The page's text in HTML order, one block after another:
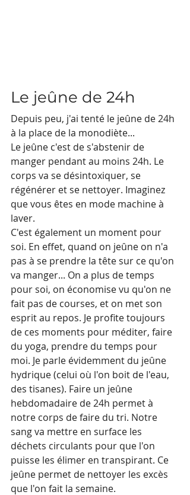
Le jeûne de 24h
Depuis peu, j'ai tenté le jeûne de 24h
à la place de la monodiète...
Le jeûne c'est de s'abstenir de
manger pendant au moins 24h. Le
corps va se désintoxiquer, se
régénérer et se nettoyer. Imaginez
que vous êtes en mode machine à
laver.
C'est également un moment pour
soi. En effet, quand on jeûne on n'a
pas à se prendre la tête sur ce qu'on
va manger... On a plus de temps
pour soi, on économise vu qu'on ne
fait pas de courses, et on met son
esprit au repos. Je profite toujours
de ces moments pour méditer, faire
du yoga, prendre du temps pour
moi. Je parle évidemment du jeûne
hydrique (celui où l'on boit de l'eau,
des tisanes). Faire un jeûne
hebdomadaire de 24h permet à
notre corps de faire du tri. Notre
sang va mettre en surface les
déchets circulants pour que l'on
puisse les élimer en transpirant. Ce
jeûne permet de nettoyer les excès
que l'on fait la semaine.